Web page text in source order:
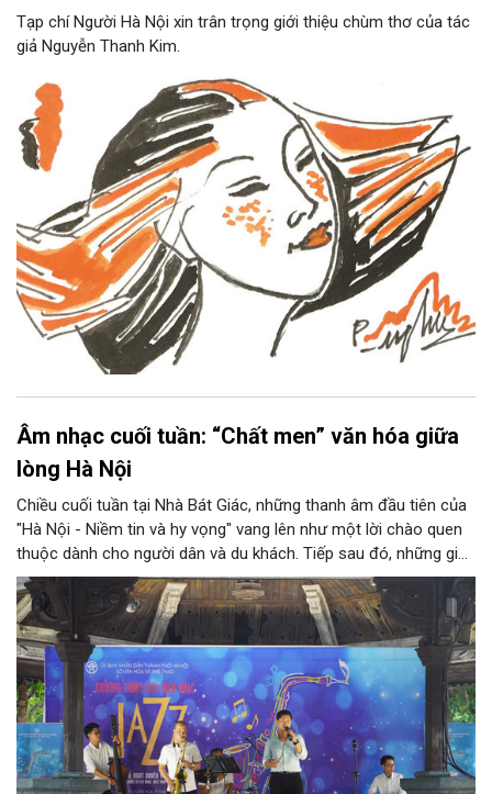
Tạp chí Người Hà Nội xin trân trọng giới thiệu chùm thơ của tác
giả Nguyễn Thanh Kim.
Âm nhạc cuối tuần: “Chất men” văn hóa giữa
lòng Hà Nội
Chiều cuối tuần tại Nhà Bát Giác, những thanh âm đầu tiên của
"Hà Nội - Niềm tin và hy vọng" vang lên như một lời chào quen
thuộc dành cho người dân và du khách. Tiếp sau đó, những giai
điệu jazz kinh điển của thế giới lần lượt cất lên qua phần biểu
diễn của NSƯT Quyền Văn Minh và các nghệ sĩ Bình Minh Jazz
Club, mở ra một không gian âm nhạc giàu cảm xúc ngay giữa
trung tâm Thủ đô.